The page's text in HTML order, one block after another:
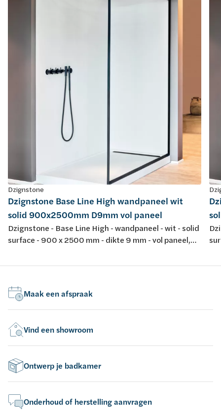
Dzignstone
Dzignstone Base Line High wandpaneel wit
solid 900x2500mm D9mm vol paneel
Dzignstone - Base Line High - wandpaneel - wit - solid
surface - 900 x 2500 mm - dikte 9 mm - vol paneel,
Solid Connect
Maak een afspraak
Vind een showroom
Ontwerp je badkamer
Onderhoud of herstelling aanvragen